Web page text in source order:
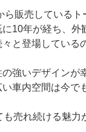
ら販売している
10年が経ち、外
と登場している
強いデザインが
車内空間は今で
売れ続ける魅力